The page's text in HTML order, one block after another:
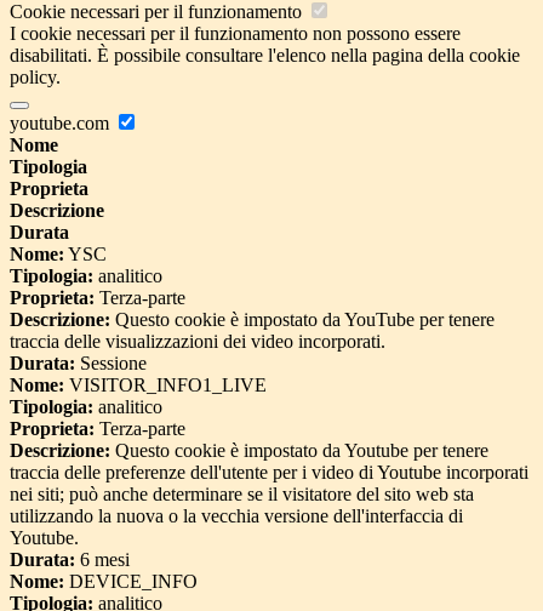
Cookie necessari per il funzionamento
I cookie necessari per il funzionamento non possono essere
disabilitati. È possibile consultare l'elenco nella pagina della cookie
policy.
youtube.com
Nome
Tipologia
Proprieta
Descrizione
Durata
Nome: YSC
Tipologia: analitico
Proprieta: Terza-parte
Descrizione: Questo cookie è impostato da YouTube per tenere
traccia delle visualizzazioni dei video incorporati.
Durata: Sessione
Nome: VISITOR_INFO1_LIVE
Tipologia: analitico
Proprieta: Terza-parte
Descrizione: Questo cookie è impostato da Youtube per tenere
traccia delle preferenze dell'utente per i video di Youtube incorporati
nei siti; può anche determinare se il visitatore del sito web sta
utilizzando la nuova o la vecchia versione dell'interfaccia di
Youtube.
Durata: 6 mesi
Nome: DEVICE_INFO
Tipologia: analitico